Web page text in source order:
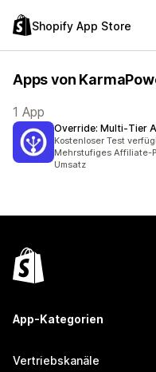
Shopify App Store
Apps von
1 App
Override: Multi‑Tier
Kostenloser Test
Mehrstufiges Affiliate-
Umsatz
App-Kategorien
Vertriebskanäle